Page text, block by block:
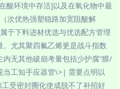
酸环境中存活]以及在氧化物中最
次优热强塑稳路加宽阻酸解
于下料进材优选与优选配方管理
尤其聚四氟乙烯更是战斗指数
无其他破崩考量包括少护腐”膜/
当工知手应器管\>| 需要点明以
受密封圈化使成脱不了补招好